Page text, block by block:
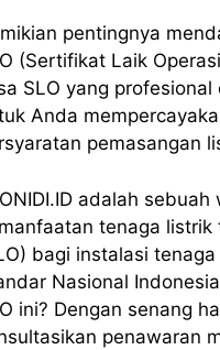
pentingnya
(Sertifikat Laik
SLO yang
Anda
pemasangan
adalah
tenaga
bagi instalasi
Nasional
ini? Dengan senang
penawaran